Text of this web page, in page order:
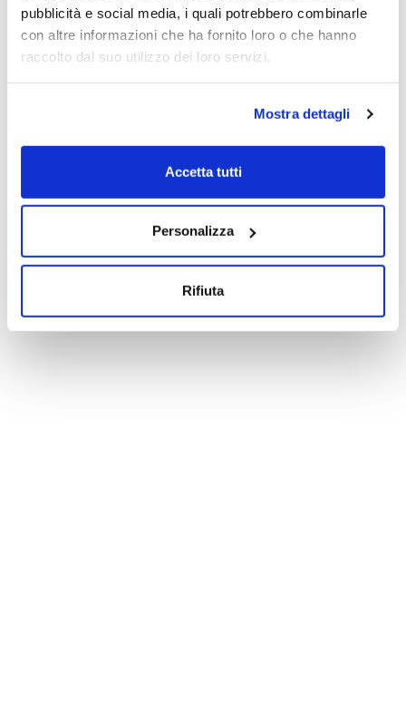
pubblicità e social media, i quali potrebbero combinarle
con altre informazioni che ha fornito loro o che hanno
raccolto dal suo utilizzo dei loro servizi.
Mostra dettagli
Accetta tutti
Personalizza
Rifiuta
17/10/2025